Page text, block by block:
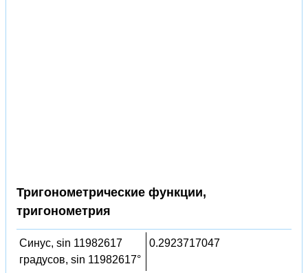
Тригонометрические функции,
тригонометрия
Синус, sin 11982617
градусов, sin 11982617°
0.2923717047